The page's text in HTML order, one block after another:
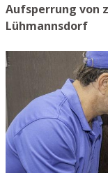
Aufsperrung von
Lühmannsdorf